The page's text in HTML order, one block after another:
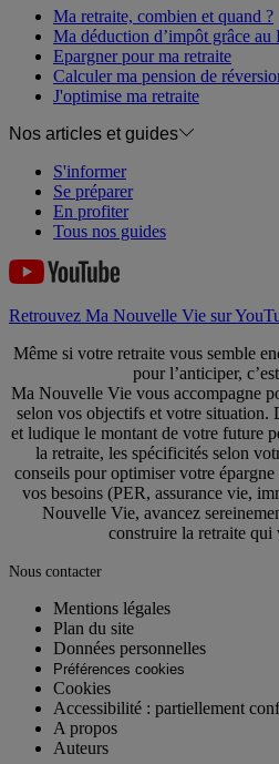
Ma retraite, combien et quand ?
Ma déduction d’impôt grâce au
Epargner pour ma retraite
Calculer ma pension de
J'optimise ma retraite
Nos articles et guides
S'informer
Se préparer
En profiter
Tous nos guides
Retrouvez Ma Nouvelle Vie sur
Même si votre retraite vous semble
pour l’anticiper,
Ma Nouvelle Vie vous accompagne
selon vos objectifs et votre situation.
et ludique le montant de votre future
la retraite, les spécificités selon
conseils pour optimiser votre épargne
vos besoins (PER, assurance vie,
Nouvelle Vie, avancez
construire la retraite qui
Nous contacter
Mentions légales
Plan du site
Données personnelles
Préférences cookies
Cookies
Accessibilité : partiellement
A propos
Auteurs